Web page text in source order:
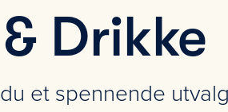
Drikke
et spennende